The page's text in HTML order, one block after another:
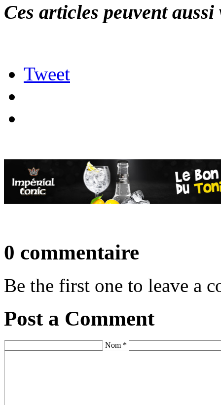
Ces articles peuvent
Tweet
0 commentaire
Be the first one to leave a
Post a Comment
Nom *